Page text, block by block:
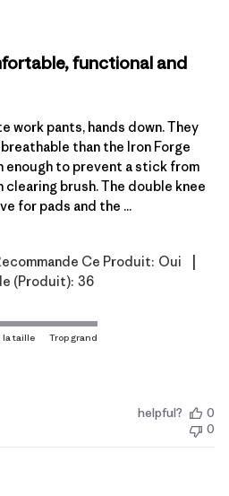
functional and
work pants, hands down. They
than the Iron Forge
enough to prevent a stick from
clearing brush. The double knee
for pads and the ...
Ce Produit: Oui
(produit): 36
helpful?
0
0